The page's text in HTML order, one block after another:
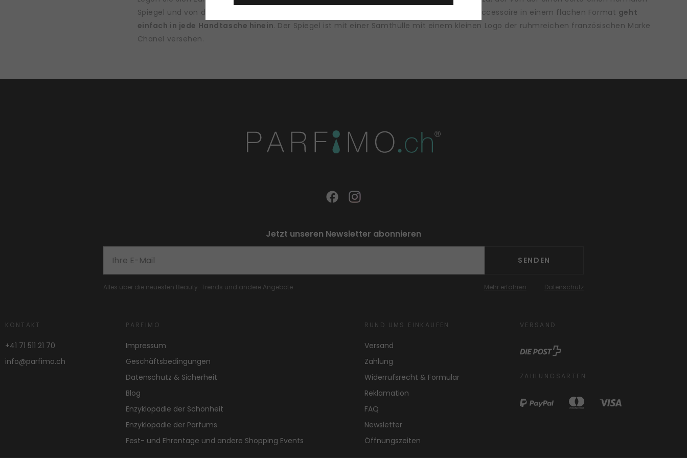
Spiegel und von der anderen Seite ein vergrößerndes Glas bietet. Dieses wunderschöne Accessoire in einem flachen Format geht
einfach in jede Handtasche hinein. Der Spiegel ist mit einer Samthülle mit einem kleinen Logo der ruhmreichen französischen Marke
Chanel versehen.
Jetzt unseren Newsletter abonnieren
SENDEN
Alles über die neuesten Beauty-Trends und andere Angebote Mehr erfahren Datenschutz
PARFIMO
Impressum
Geschäftsbedingungen
Datenschutz & Sicherheit
Blog
Enzyklopädie der Schönheit
Enzyklopädie der Parfums
Fest- und Ehrentage und andere Shopping Events
RUND UMS EINKAUFEN
Versand
Zahlung
Widerrufsrecht & Formular
Reklamation
FAQ
Newsletter
Öffnungszeiten
VERSAND
ZAHLUNGSARTEN
KONTAKT
+41 71 511 21 70
info@parfimo.ch